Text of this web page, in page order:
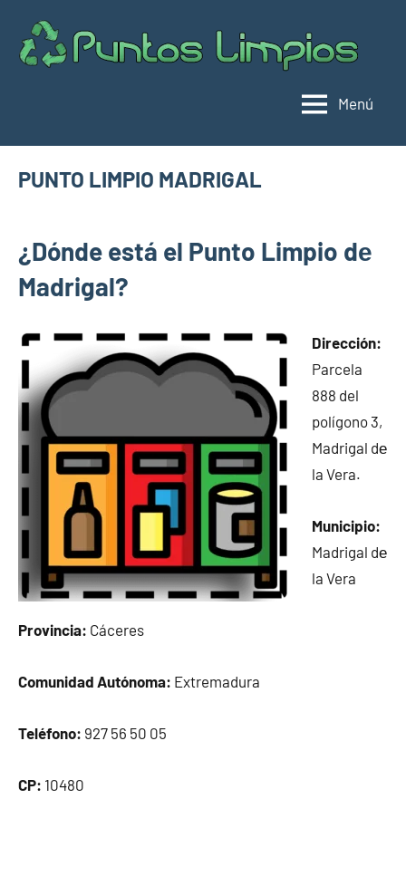
contenido
Menú
PUNTO LIMPIO MADRIGAL
limpios en
municipios
de
24,
2025
¿Dónde está el Punto Limpio dе
Madrigal?
Dirección:
Parcela
888 del
polígono 3,
Madrigal dе
la Vera.
Municipio:
Madrigal dе
la Vera
Provincia: Cáceres
Comunidad Autónoma: Extremadura
Teléfono: 927 56 50 05
CP: 10480